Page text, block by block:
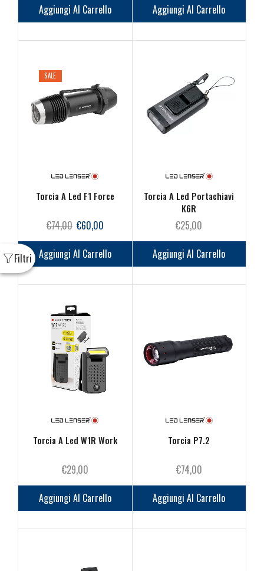
Aggiungi Al Carrello Aggiungi Al Carrello
SALE
Torcia A Led F1 Force
€74,00 Il
prezzo
originale
era:
€74,00.
€60,00Il
prezzo
attuale
è:
€60,00.
Aggiungi Al Carrello
Torcia A Led Portachiavi
K6R
€25,00
Aggiungi Al Carrello
Torcia A Led W1R Work
€29,00
Aggiungi Al Carrello
Torcia P7.2
€74,00
Aggiungi Al Carrello